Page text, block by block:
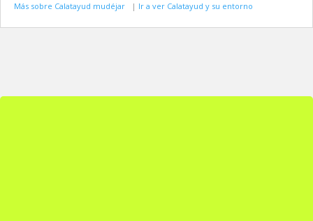
Más sobre Calatayud mudéjar | Ir a ver Calatayud y su entorno